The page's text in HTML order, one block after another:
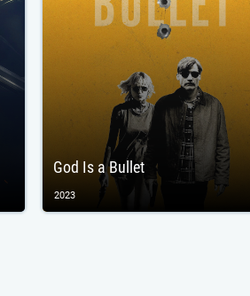
God Is a Bullet
2023